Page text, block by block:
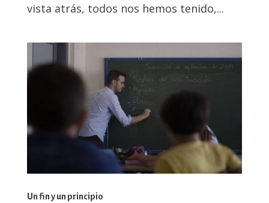
vista atrás, todos nos hemos tenido,...
Un fin y un principio